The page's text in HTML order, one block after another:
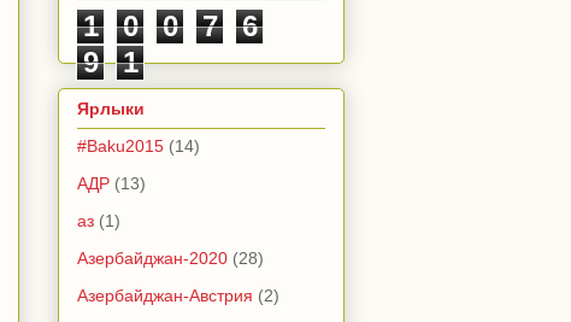
1 0 0 7
6
9
1
Ярлыки
#Baku2015 (14)
АДР (13)
аз (1)
Азербайджан-2020 (28)
Азербайджан-Австрия (2)